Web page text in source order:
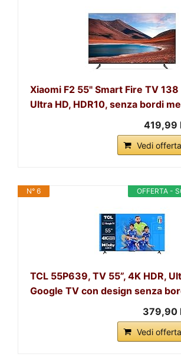
Xiaomi F2 55" Smart Fire TV
Ultra HD, HDR10, senza bordi
419,99
Vedi
OFFERTA -
N° 6
TCL 55P639, TV 55”, 4K HDR,
Google TV con design senza
379,90
Vedi